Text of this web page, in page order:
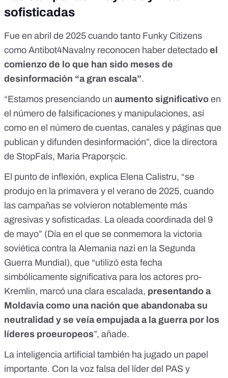
sofisticadas
Fue en abril de 2025 cuando tanto Funky Citizens
como Antibot4Navalny reconocen haber detectado el
comienzo de lo que han sido meses de
desinformación “a gran escala”.
“Estamos presenciando un aumento significativo en
el número de falsificaciones y manipulaciones, así
como en el número de cuentas, canales y páginas que
publican y difunden desinformación”, dice la directora
de StopFals, Maria Praporșcic.
El punto de inflexión, explica Elena Calistru, “se
produjo en la primavera y el verano de 2025, cuando
las campañas se volvieron notablemente más
agresivas y sofisticadas. La oleada coordinada del 9
de mayo” (Día en el que se conmemora la victoria
soviética contra la Alemania nazi en la Segunda
Guerra Mundial), que “utilizó esta fecha
simbólicamente significativa para los actores pro-
Kremlin, marcó una clara escalada, presentando a
Moldavia como una nación que abandonaba su
neutralidad y se veía empujada a la guerra por los
líderes proeuropeos”, añade.
La inteligencia artificial también ha jugado un papel
importante. Con la voz falsa del líder del PAS y